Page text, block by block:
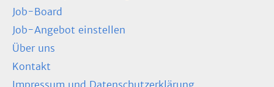
Job-Board
Job-Angebot einstellen
Über uns
Kontakt
Impressum und Datenschutzerklärung